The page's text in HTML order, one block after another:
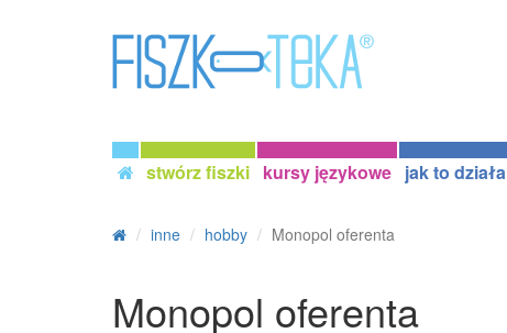
stwórz fiszki kursy językowe jak to działa
inne hobby Monopol oferenta
Monopol oferenta